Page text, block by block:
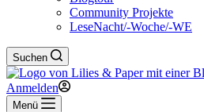
Community Projekte
LeseNacht/-Woche/-WE
Suchen
Anmelden
Menü